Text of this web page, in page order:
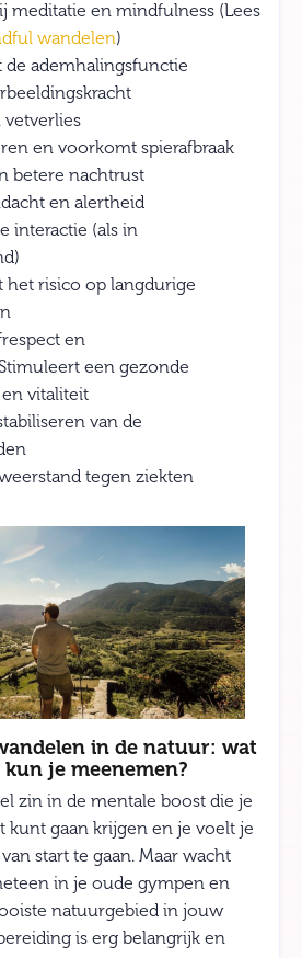
meditatie en mindfulness (Lees
wandelen)
de ademhalingsfunctie
vetverlies
en voorkomt spierafbraak
betere nachtrust
en alertheid
interactie (als in
het risico op langdurige
en
een gezonde
vitaliteit
van de
tegen ziekten
in de natuur: wat
je meenemen?
zin in de mentale boost die je
kunt gaan krijgen en je voelt je
start te gaan. Maar wacht
in je oude gympen en
natuurgebied in jouw
is erg belangrijk en